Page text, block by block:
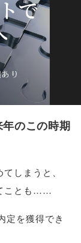
年のこの時期
しまうと
ことも……
定を獲得でき